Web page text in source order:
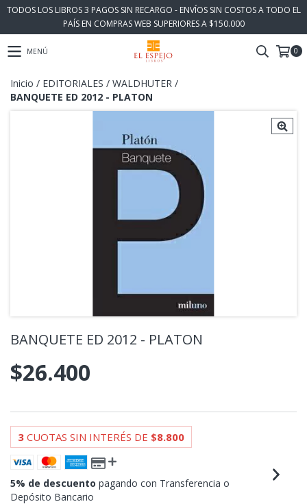
TODOS LOS LIBROS 3 PAGOS SIN RECARGO - ENVÍOS SIN COSTOS A TODO EL
PAÍS EN COMPRAS WEB SUPERIORES A $150.000
MENÚ 0
Inicio / EDITORIALES / WALDHUTER /
BANQUETE ED 2012 - PLATON
BANQUETE ED 2012 - PLATON
$26.400
3 CUOTAS SIN INTERÉS DE $8.800
5% de descuento pagando con Transferencia o
Depósito Bancario